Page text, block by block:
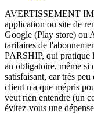
AVERTISSEMENT
application ou site de
Google (Play store) ou
tarifaires de
PARSHIP, qui pratique
an obligatoire, même si
satisfaisant, car très
client n'a que mépris
veut rien entendre (un
évitez-vous une